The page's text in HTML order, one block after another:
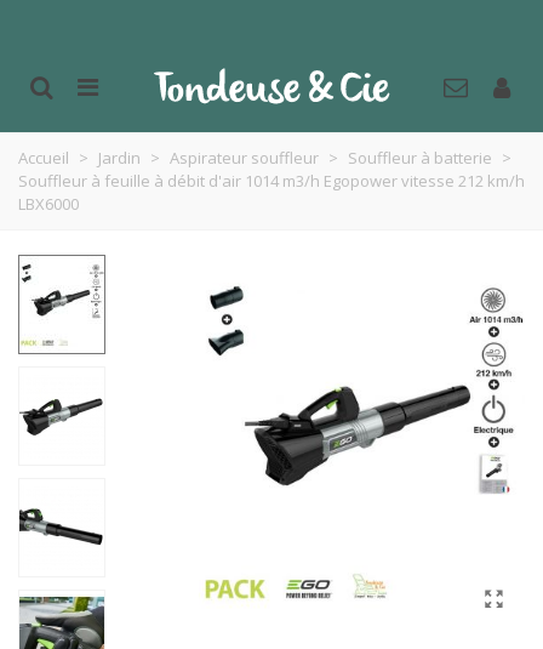
Accueil > Jardin > Aspirateur souffleur > Souffleur à batterie >
Souffleur à feuille à débit d'air 1014 m3/h Egopower vitesse 212 km/h
LBX6000